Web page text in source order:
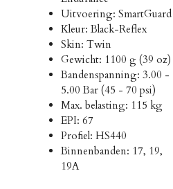
Uitvoering: SmartGuard
Kleur: Black-Reflex
Skin: Twin
Gewicht: 1100 g (39 oz)
Bandenspanning: 3.00 -
5.00 Bar (45 - 70 psi)
Max. belasting: 115 kg
EPI: 67
Profiel: HS440
Binnenbanden: 17, 19,
19A